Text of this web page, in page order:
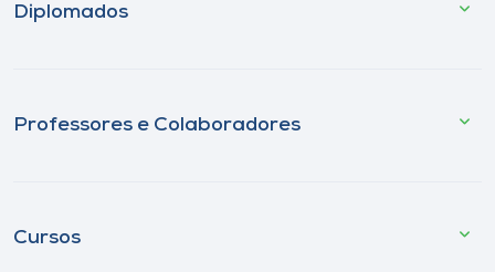
Diplomados
Professores e Colaboradores
Cursos